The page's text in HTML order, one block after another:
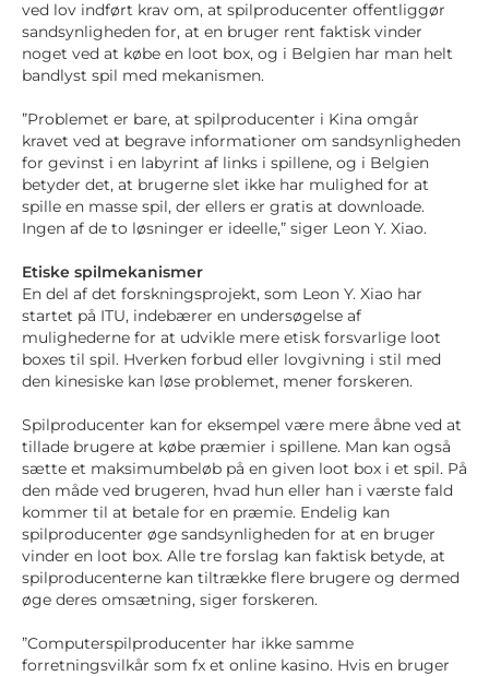
ved lov indført krav om, at spilproducenter offentliggør
sandsynligheden for, at en bruger rent faktisk vinder
noget ved at købe en loot box, og i Belgien har man helt
bandlyst spil med mekanismen.
”Problemet er bare, at spilproducenter i Kina omgår
kravet ved at begrave informationer om sandsynligheden
for gevinst i en labyrint af links i spillene, og i Belgien
betyder det, at brugerne slet ikke har mulighed for at
spille en masse spil, der ellers er gratis at downloade.
Ingen af de to løsninger er ideelle,” siger Leon Y. Xiao.
Etiske spilmekanismer
En del af det forskningsprojekt, som Leon Y. Xiao har
startet på ITU, indebærer en undersøgelse af
mulighederne for at udvikle mere etisk forsvarlige loot
boxes til spil. Hverken forbud eller lovgivning i stil med
den kinesiske kan løse problemet, mener forskeren.
Spilproducenter kan for eksempel være mere åbne ved at
tillade brugere at købe præmier i spillene. Man kan også
sætte et maksimumbeløb på en given loot box i et spil. På
den måde ved brugeren, hvad hun eller han i værste fald
kommer til at betale for en præmie. Endelig kan
spilproducenter øge sandsynligheden for at en bruger
vinder en loot box. Alle tre forslag kan faktisk betyde, at
spilproducenterne kan tiltrække flere brugere og dermed
øge deres omsætning, siger forskeren.
”Computerspilproducenter har ikke samme
forretningsvilkår som fx et online kasino. Hvis en bruger